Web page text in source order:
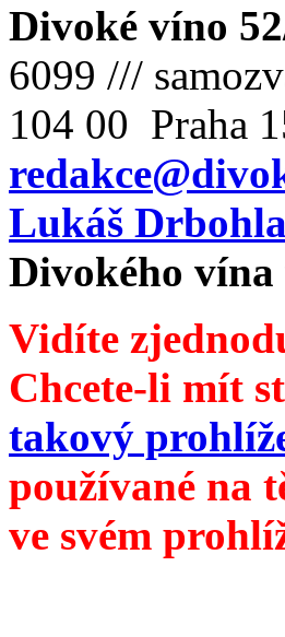
Divoké víno
6099 ///
104 00 Praha
Lukáš
Divokého vína
Vidíte
Chcete-li mít
takový
používané na
ve svém